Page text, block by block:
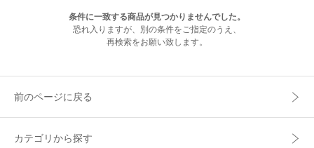
条件に一致する商品が見つかりませんでした。
恐れ入りますが、別の条件をご指定のうえ、
再検索をお願い致します。
前のページに戻る
カテゴリから探す